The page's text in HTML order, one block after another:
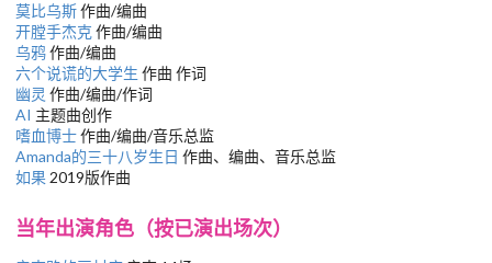
莫比乌斯作曲/编曲
开膛手杰克 作曲/编曲
乌鸦作曲/编曲
六个说谎的大学生 作曲 作词
幽灵 作曲/编曲/作词
AI 主题曲创作
嗜血博士作曲/编曲/音乐总监
Amanda的三十八岁生日 作曲、编曲、音乐总监
如果 2019版作曲
当年出演角色（按已演出场次）